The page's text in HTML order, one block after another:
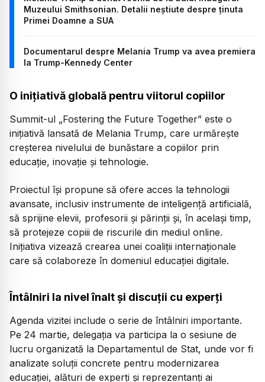
Muzeului Smithsonian. Detalii neștiute despre ținuta
Primei Doamne a SUA
Documentarul despre Melania Trump va avea premiera
la Trump-Kennedy Center
O inițiativă globală pentru viitorul copiilor
Summit-ul „Fostering the Future Together” este o
inițiativă lansată de Melania Trump, care urmărește
creșterea nivelului de bunăstare a copiilor prin
educație, inovație și tehnologie.
Proiectul își propune să ofere acces la tehnologii
avansate, inclusiv instrumente de inteligență artificială,
să sprijine elevii, profesorii și părinții și, în același timp,
să protejeze copiii de riscurile din mediul online.
Inițiativa vizează crearea unei coaliții internaționale
care să colaboreze în domeniul educației digitale.
Întâlniri la nivel înalt și discuții cu experți
Agenda vizitei include o serie de întâlniri importante.
Pe 24 martie, delegația va participa la o sesiune de
lucru organizată la Departamentul de Stat, unde vor fi
analizate soluții concrete pentru modernizarea
educației, alături de experți și reprezentanți ai